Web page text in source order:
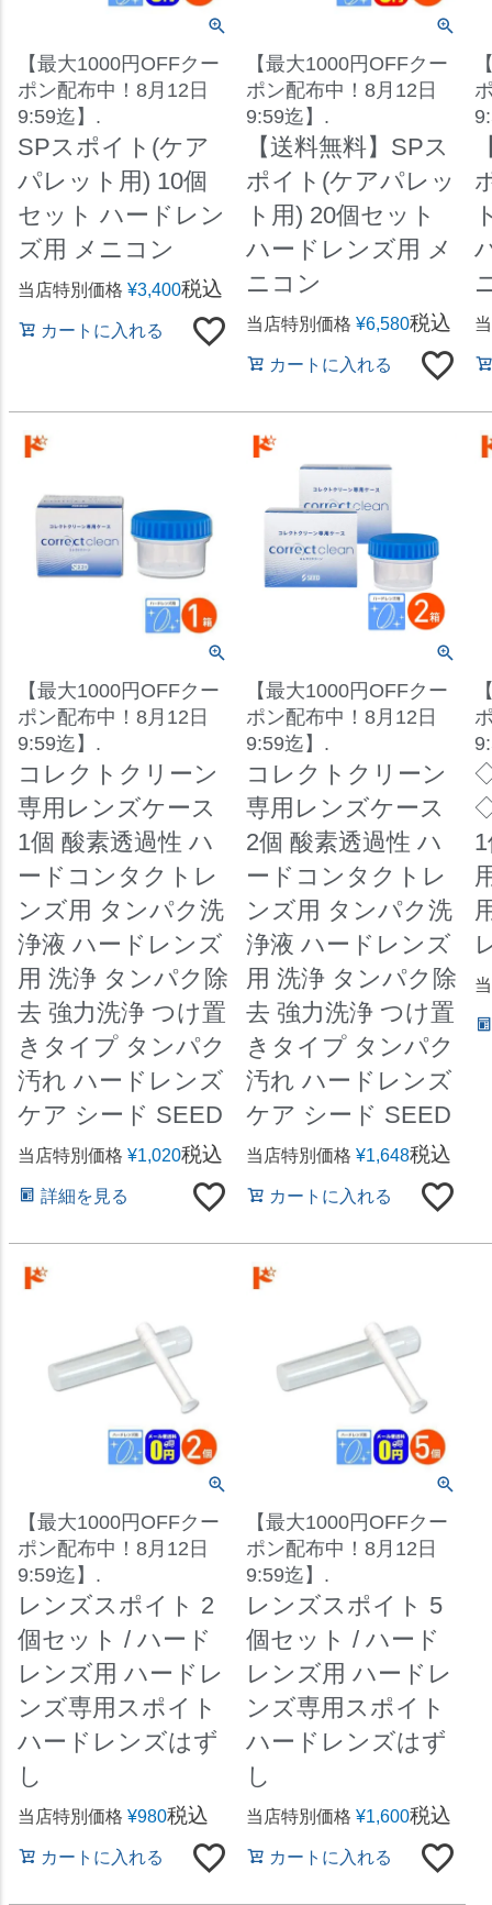
【最大1000円OFFクー
ポン配布中！8月12日
9:59迄】.
SPスポイト(ケア
パレット用) 10個
セット ハードレン
ズ用 メニコン
当店特別価格 ¥3,400税込
カートに入れる
【最大1000円OFFクー
ポン配布中！8月12日
9:59迄】.
【送料無料】SPス
ポイト(ケアパレッ
ト用) 20個セット
ハードレンズ用 メ
ニコン
当店特別価格 ¥6,580税込
カートに入れる
【最大1000円OFFクー
ポン配布中！8月12日
9:59迄】.
コレクトクリーン
専用レンズケース
1個 酸素透過性 ハ
ードコンタクトレ
ンズ用 タンパク洗
浄液 ハードレンズ
用 洗浄 タンパク除
去 強力洗浄 つけ置
きタイプ タンパク
汚れ ハードレンズ
ケア シード SEED
当店特別価格 ¥1,020税込
詳細を見る
【最大1000円OFFクー
ポン配布中！8月12日
9:59迄】.
コレクトクリーン
専用レンズケース
2個 酸素透過性 ハ
ードコンタクトレ
ンズ用 タンパク洗
浄液 ハードレンズ
用 洗浄 タンパク除
去 強力洗浄 つけ置
きタイプ タンパク
汚れ ハードレンズ
ケア シード SEED
当店特別価格 ¥1,648税込
カートに入れる
【最大1000円OFFクー
ポン配布中！8月12日
9:59迄】.
レンズスポイト 2
個セット / ハード
レンズ用 ハードレ
ンズ専用スポイト
ハードレンズはず
し
当店特別価格 ¥980税込
カートに入れる
【最大1000円OFFクー
ポン配布中！8月12日
9:59迄】.
レンズスポイト 5
個セット / ハード
レンズ用 ハードレ
ンズ専用スポイト
ハードレンズはず
し
当店特別価格 ¥1,600税込
カートに入れる